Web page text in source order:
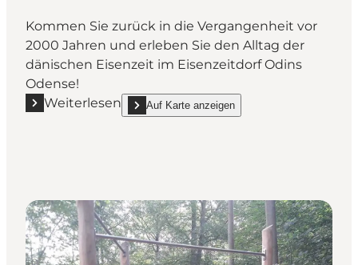
Kommen Sie zurück in die Vergangenheit vor
2000 Jahren und erleben Sie den Alltag der
dänischen Eisenzeit im Eisenzeitdorf Odins
Odense!
Weiterlesen
Mehr erfahren "Eisenzeitdorf Odins Odense"
Auf Karte anzeigen
show Eisenzeitdorf Odins Odense on_map